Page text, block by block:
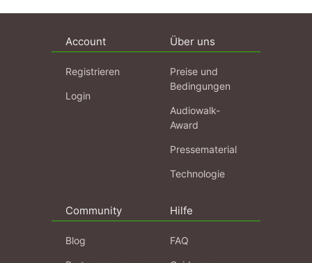
Account
Registrieren
Login
Über uns
Preise und
Bedingungen
Audiowalk-
Award
Pressematerial
Technologie
Community
Blog
Hilfe
FAQ